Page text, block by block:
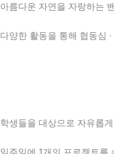
아름다운 자연을 자랑하는
다양한 활동을 통해 협동심
학생들을 대상으로 자유롭